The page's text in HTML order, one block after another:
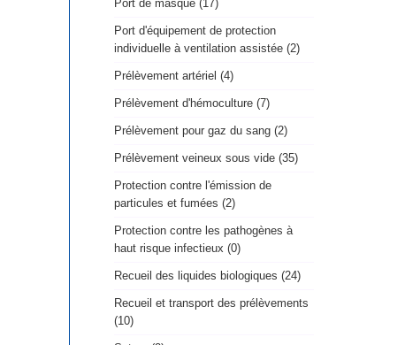
Port de masque (17)
Port d'équipement de protection
individuelle à ventilation assistée (2)
Prélèvement artériel (4)
Prélèvement d'hémoculture (7)
Prélèvement pour gaz du sang (2)
Prélèvement veineux sous vide (35)
Protection contre l'émission de
particules et fumées (2)
Protection contre les pathogènes à
haut risque infectieux (0)
Recueil des liquides biologiques (24)
Recueil et transport des prélèvements
(10)